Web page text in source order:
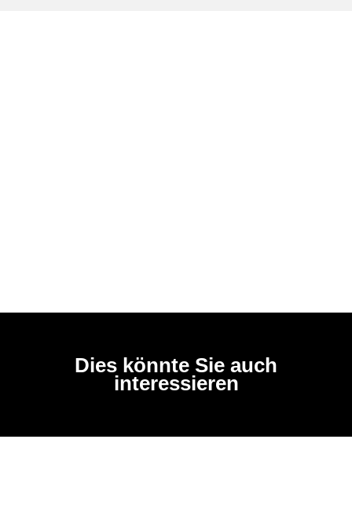
Dies könnte Sie auch
interessieren